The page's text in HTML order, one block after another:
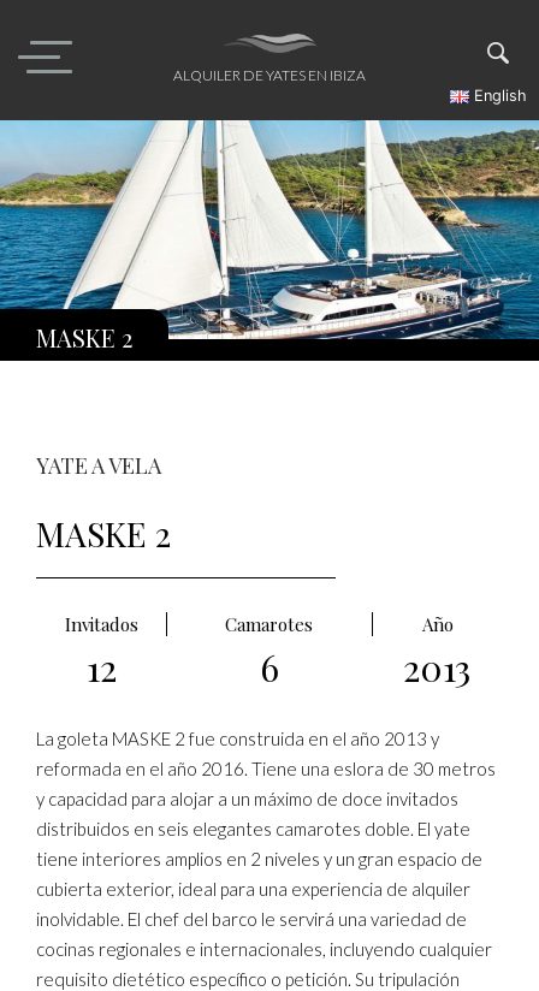
content
ALQUILER DE YATES EN IBIZA
English
MASKE 2
YATE A VELA
MASKE 2
Invitados Camarotes Año
12 6 2013
La goleta MASKE 2 fue construida en el año 2013 y
reformada en el año 2016. Tiene una eslora de 30 metros
y capacidad para alojar a un máximo de doce invitados
distribuidos en seis elegantes camarotes doble. El yate
tiene interiores amplios en 2 niveles y un gran espacio de
cubierta exterior, ideal para una experiencia de alquiler
inolvidable. El chef del barco le servirá una variedad de
cocinas regionales e internacionales, incluyendo cualquier
requisito dietético específico o petición. Su tripulación